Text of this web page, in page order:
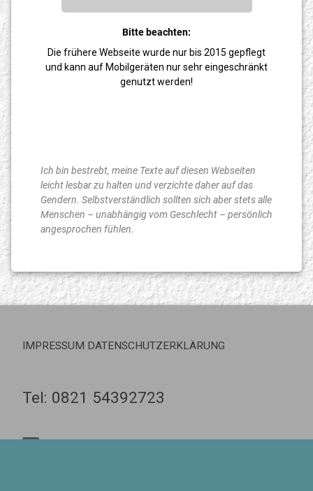
Bitte beachten:
Die frühere Webseite wurde nur bis 2015 gepflegt
und kann auf Mobilgeräten nur sehr eingeschränkt
genutzt werden!
Ich bin bestrebt, meine Texte auf diesen Webseiten
leicht lesbar zu halten und verzichte daher auf das
Gendern. Selbstverständlich sollten sich aber stets alle
Menschen – unabhängig vom Geschlecht – persönlich
angesprochen fühlen.
IMPRESSUM DATENSCHUTZERKLÄRUNG
Tel: 0821 54392723